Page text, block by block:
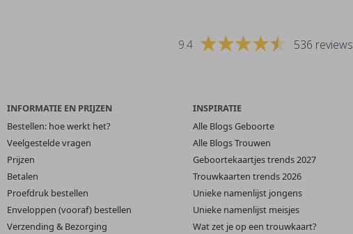
9.4 536 reviews
INFORMATIE EN PRIJZEN
Bestellen: hoe werkt het?
Veelgestelde vragen
Prijzen
Betalen
Proefdruk bestellen
Enveloppen (vooraf) bestellen
Verzending & Bezorging
INSPIRATIE
Alle Blogs Geboorte
Alle Blogs Trouwen
Geboortekaartjes trends 2027
Trouwkaarten trends 2026
Unieke namenlijst jongens
Unieke namenlijst meisjes
Wat zet je op een trouwkaart?